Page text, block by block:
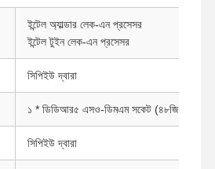
ইন্টেল অ্যাল্ডার লেক-এন প্রসেসর
ইন্টেল টুইন লেক-এন প্রসেসর
সিপিইউ দ্বারা
১ * ডিডিআর৫ এসও-ডিমএম সকেট (৪৮জি পর্যন্ত)
সিপিইউ দ্বারা